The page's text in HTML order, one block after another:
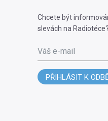
Chcete být
slevách na Radiotéce?
Váš e-mail
PŘIHLÁSIT K